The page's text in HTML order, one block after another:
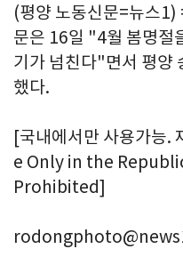
(평양 노동신문=뉴스1)
문은 16일 "4월 봄명절
기가 넘친다"면서 평양
했다.
[국내에서만 사용가능.
e Only in the
Prohibited]